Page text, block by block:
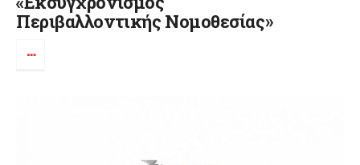
Περιβαλλοντικής Νομοθεσίας»